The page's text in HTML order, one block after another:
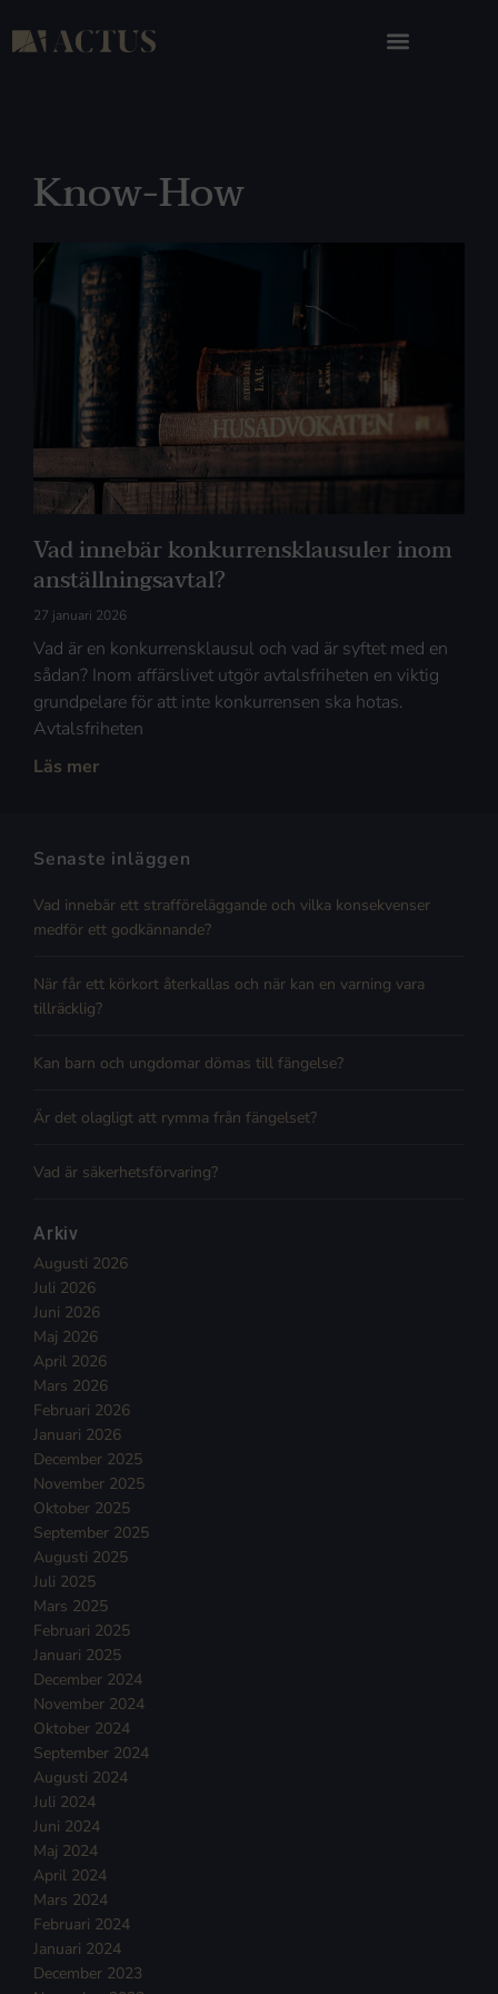
Know-How
Vad innebär konkurrensklausuler inom
anställningsavtal?
27 januari 2026
Vad är en konkurrensklausul och vad är syftet med en
sådan? Inom affärslivet utgör avtalsfriheten en viktig
grundpelare för att inte konkurrensen ska hotas.
Avtalsfriheten
Läs mer
Senaste inläggen
Vad innebär ett strafföreläggande och vilka konsekvenser
medför ett godkännande?
När får ett körkort återkallas och när kan en varning vara
tillräcklig?
Kan barn och ungdomar dömas till fängelse?
Är det olagligt att rymma från fängelset?
Vad är säkerhetsförvaring?
Arkiv
Augusti 2026
Juli 2026
Juni 2026
Maj 2026
April 2026
Mars 2026
Februari 2026
Januari 2026
December 2025
November 2025
Oktober 2025
September 2025
Augusti 2025
Juli 2025
Mars 2025
Februari 2025
Januari 2025
December 2024
November 2024
Oktober 2024
September 2024
Augusti 2024
Juli 2024
Juni 2024
Maj 2024
April 2024
Mars 2024
Februari 2024
Januari 2024
December 2023